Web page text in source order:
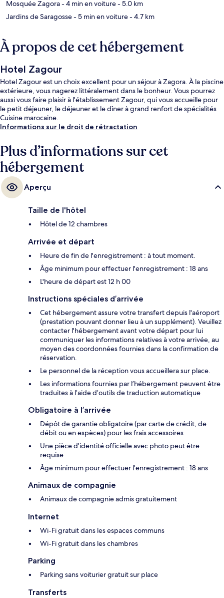
Mosquée Zagora- 4 min en voiture- 5.0 km
Jardins de Saragosse- 5 min en voiture- 4.7 km
À propos de cet hébergement
Hotel Zagour
Hotel Zagour est un choix excellent pour un séjour à Zagora. À la piscine
extérieure, vous nagerez littéralement dans le bonheur. Vous pourrez
aussi vous faire plaisir à l'établissement Zagour, qui vous accueille pour
le petit déjeuner, le déjeuner et le dîner à grand renfort de spécialités
Cuisine marocaine.
Informations sur le droit de rétractation
Plus d’informations sur cet
hébergement
Aperçu
Taille de l'hôtel
Hôtel de 12 chambres
Arrivée et départ
Heure de fin de l'enregistrement : à tout moment.
Âge minimum pour effectuer l'enregistrement : 18 ans
L'heure de départ est 12 h 00
Instructions spéciales d’arrivée
Cet hébergement assure votre transfert depuis l'aéroport
(prestation pouvant donner lieu à un supplément). Veuillez
contacter l'hébergement avant votre départ pour lui
communiquer les informations relatives à votre arrivée, au
moyen des coordonnées fournies dans la confirmation de
réservation.
Le personnel de la réception vous accueillera sur place.
Les informations fournies par l’hébergement peuvent être
traduites à l’aide d’outils de traduction automatique
Obligatoire à l’arrivée
Dépôt de garantie obligatoire (par carte de crédit, de
débit ou en espèces) pour les frais accessoires
Une pièce d'identité officielle avec photo peut être
requise
Âge minimum pour effectuer l'enregistrement : 18 ans
Animaux de compagnie
Animaux de compagnie admis gratuitement
Internet
Wi-Fi gratuit dans les espaces communs
Wi-Fi gratuit dans les chambres
Parking
Parking sans voiturier gratuit sur place
Transferts